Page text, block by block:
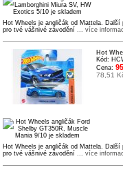
Hot Wheels je angličák od Mattela.
pro tvé vášnivé závodění ... více
Hot
Kód:
Cena:
78,51
Hot Wheels je angličák od Mattela.
pro tvé vášnivé závodění ... více